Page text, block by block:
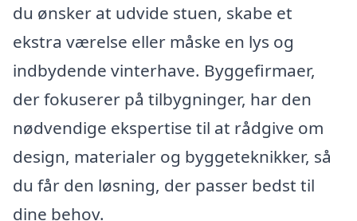
du ønsker at udvide stuen, skabe et
ekstra værelse eller måske en lys og
indbydende vinterhave. Byggefirmaer,
der fokuserer på tilbygninger, har den
nødvendige ekspertise til at rådgive om
design, materialer og byggeteknikker, så
du får den løsning, der passer bedst til
dine behov.